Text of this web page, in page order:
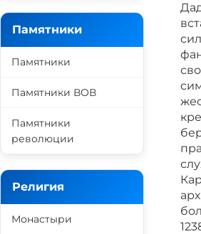
Памятники
Памятники
Памятники ВОВ
Памятники
революции
Религия
Монастыри